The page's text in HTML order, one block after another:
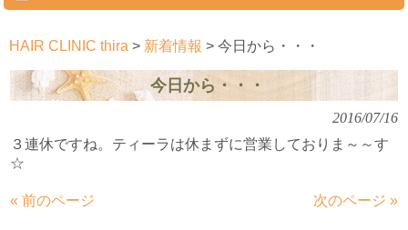
HAIR CLINIC thira > 新着情報 > 今日から・・・
今日から・・・
2016/07/16
３連休ですね。ティーラは休まずに営業しておりま～～す
☆
« 前のページ 次のページ »